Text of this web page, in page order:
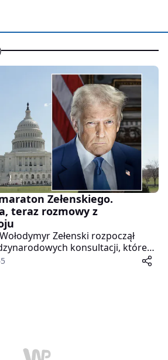
Zełenskiego.
teraz rozmowy z
Zełenski rozpoczął
konsultacji, które
dla dalszego przebiegu wojny i